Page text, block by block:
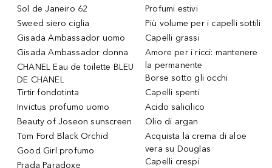
Sol de Janeiro 62
Sweed siero ciglia
Gisada Ambassador uomo
Gisada Ambassador donna
CHANEL Eau de toilette BLEU
DE CHANEL
Tirtir fondotinta
Invictus profumo uomo
Beauty of Joseon sunscreen
Tom Ford Black Orchid
Good Girl profumo
Prada Paradoxe
Profumi estivi
Più volume per i capelli sottili
Capelli grassi
Amore per i ricci: mantenere
la permanente
Borse sotto gli occhi
Capelli spenti
Acido salicilico
Olio di argan
Acquista la crema di aloe
vera su Douglas
Capelli crespi